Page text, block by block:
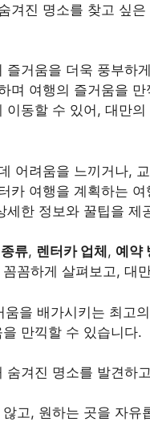
겨진 명소를 찾고 싶
즐거움을 더욱 풍부하
며 여행의 즐거움을
이동할 수 있어, 대만
어려움을 느끼거나,
카 여행을 계획하는
세한 정보와 꿀팁을 제
류, 렌터카 업체 , 예약
꼼하게 살펴보고, 대
움을 배가시키는 최고
만끽할 수 있습니다.
숨겨진 명소를 발견하
고, 원하는 곳을 자